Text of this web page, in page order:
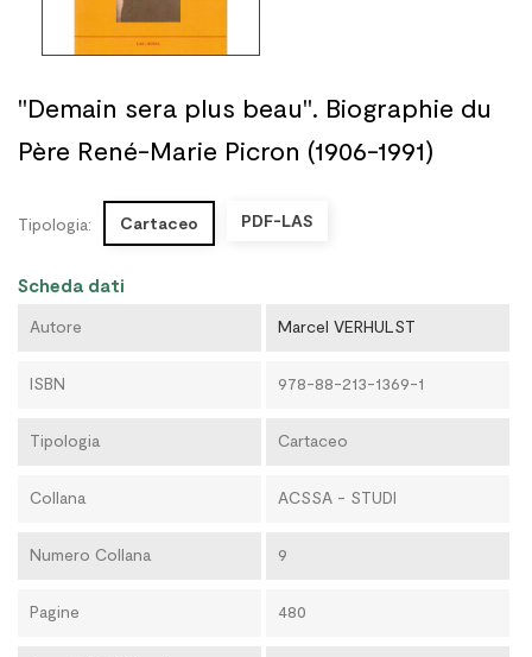
"Demain sera plus beau". Biographie du
Père René-Marie Picron (1906-1991)
Tipologia: Cartaceo PDF-LAS
Scheda dati
Autore Marcel VERHULST
ISBN 978-88-213-1369-1
Tipologia Cartaceo
Collana ACSSA - STUDI
Numero Collana 9
Pagine 480